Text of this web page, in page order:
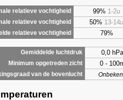
relatieve vochtigheid 99% 1-2u
relatieve vochtigheid 50% 13-14u
relatieve vochtigheid 79%
Gemiddelde luchtdruk 0,0 hPa
Minimum opgetreden zicht 0 -
van de bovenlucht